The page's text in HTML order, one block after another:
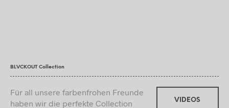
BLVCKOUT Collection
Für all unsere farbenfrohen Freunde
haben wir die perfekte Collection
VIDEOS